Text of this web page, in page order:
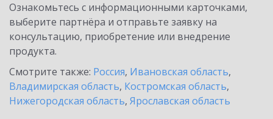
Ознакомьтесь с информационными карточками,
выберите партнёра и отправьте заявку на
консультацию, приобретение или внедрение
продукта.
Смотрите также: Россия, Ивановская область,
Владимирская область, Костромская область,
Нижегородская область, Ярославская область